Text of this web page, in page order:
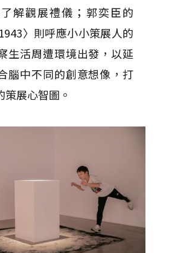
解觀展禮儀；郭奕臣的
〉則呼應小小策展人的
生活周遭環境出發，以延
腦中不同的創意想像，打
展心智圖。